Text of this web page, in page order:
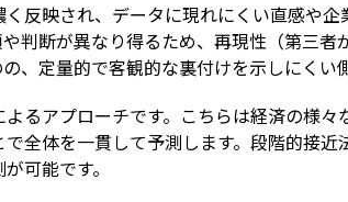
反映され、データに現れにくい直感や
判断が異なり得るため、再現性（第三
、定量的で客観的な裏付けを示しにくい
るアプローチです。こちらは経済の様
全体を一貫して予測します。段階的接
可能です。